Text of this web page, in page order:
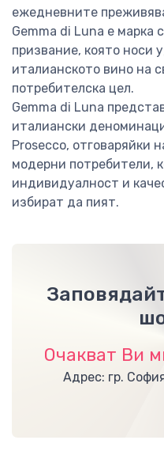
ежедневните
Gemma di Luna е
призвание, която носи
италианското вино на
потребителска цел.
Gemma di Luna
италиански
Prosecco, отговаряйки
модерни потребители,
индивидуалност и
избират да пият.
Очакват Ви
Адрес: гр.